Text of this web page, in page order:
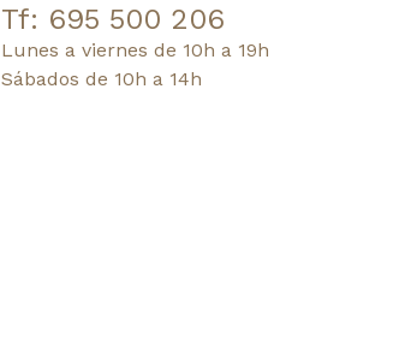
Tf: 695 500 206
Lunes a viernes de 10h a 19h
Sábados de 10h a 14h